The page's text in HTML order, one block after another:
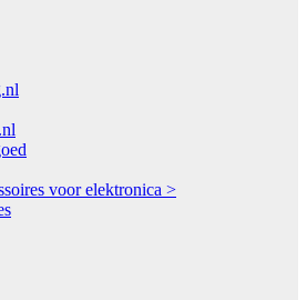
voor elektronica >